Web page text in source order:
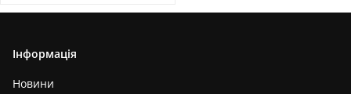
Інформація
Новини